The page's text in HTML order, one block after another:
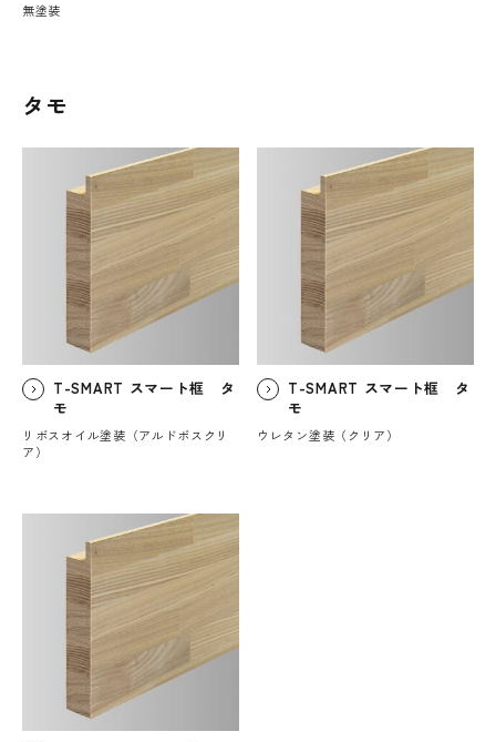
無塗装
タモ
T-SMART スマート框 タ
モ
リボスオイル塗装（アルドボスクリ
ア）
T-SMART スマート框 タ
モ
ウレタン塗装（クリア）